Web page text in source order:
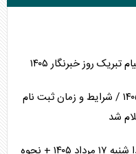
جدیدترین پیش فروش سایپا مرداد ۱۴۰۵ / شرایط و زمان ثبت نام